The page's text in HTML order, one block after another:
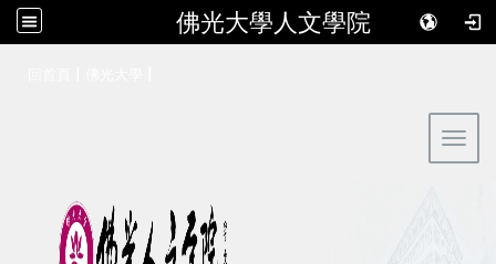
佛光大學人文學院